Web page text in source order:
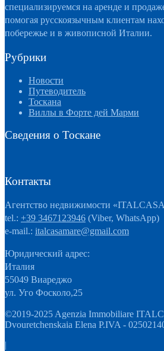
специализируемся на аренде и
помогая русскоязычным клиентам
побережье и в живописной Италии.
Рубрики
Новости
Путеводитель
Тоскана
Виллы в Форте дей Марми
Сведения о Тоскане
Контакты
Агентство недвижимости
tel.: +39 3467123946 (Viber, WhatsApp)
e-mail.: italcasamare@gmail.com
Юридический адрес:
Италия
55049 Виареджо
ул. Уго Фосколо,25
©2019-2025 Agenzia Immobiliare
Dvouretchenskaia Elena P.IVA -
|